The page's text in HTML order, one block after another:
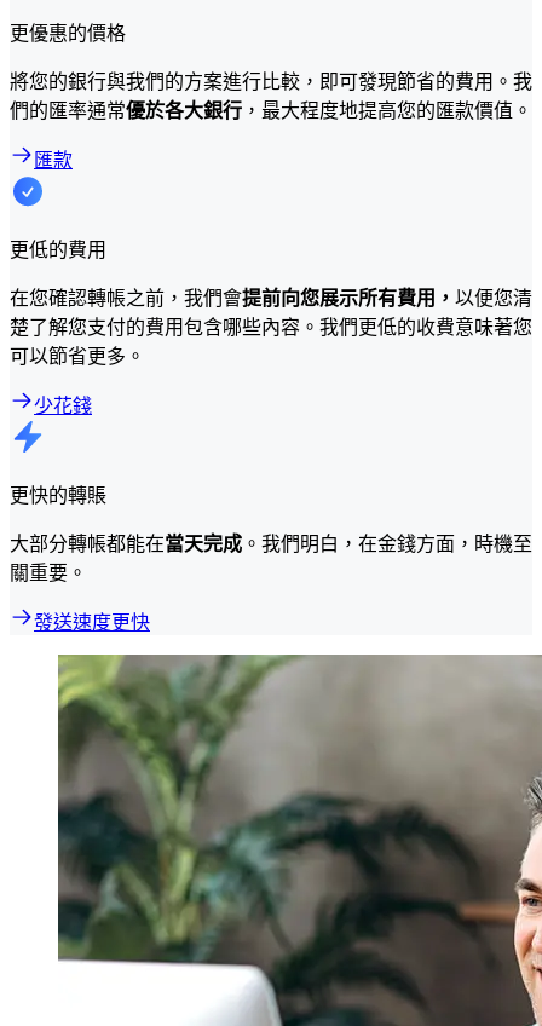
更優惠的價格
將您的銀行與我們的方案進行比較，即可發現節省的費用。我
們的匯率通常優於各大銀行 ，最大程度地提高您的匯款價值。
匯款
更低的費用
在您確認轉帳之前，我們會提前向您展示所有費用， 以便您清
楚了解您支付的費用包含哪些內容。我們更低的收費意味著您
可以節省更多。
少花錢
更快的轉賬
大部分轉帳都能在當天完成 。我們明白，在金錢方面，時機至
關重要。
發送速度更快